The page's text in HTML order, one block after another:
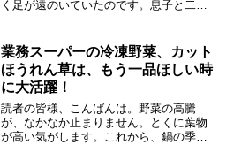
く足が遠のいていたのです。息子と二人
すが、今は一人分の食材だけですむ。
で、あんまり行かなくなって...
業務スーパーの冷凍野菜、カット
ほうれん草は、もう一品ほしい時
に大活躍！
読者の皆様、こんばんは。野菜の高騰
が、なかなか止まりません。とくに葉物
が高い気がします。これから、鍋の季節